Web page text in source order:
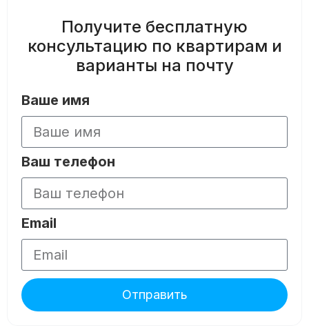
Получите бесплатную
консультацию по квартирам и
варианты на почту
Ваше имя
Ваш телефон
Email
Отправить